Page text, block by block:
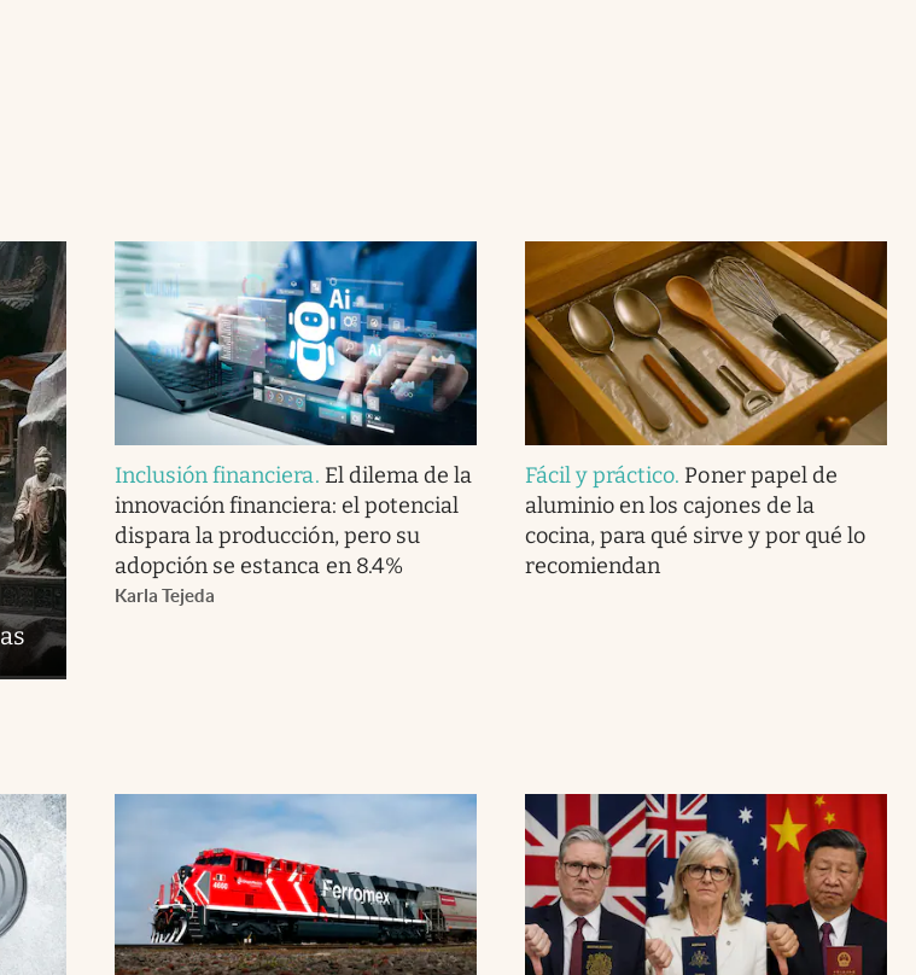
Inclusión financiera. El dilema de la
innovación financiera: el potencial
dispara la producción, pero su
adopción se estanca en 8.4%
Karla Tejeda
Fácil y práctico. Poner papel de
aluminio en los cajones de la
cocina, para qué sirve y por qué lo
recomiendan